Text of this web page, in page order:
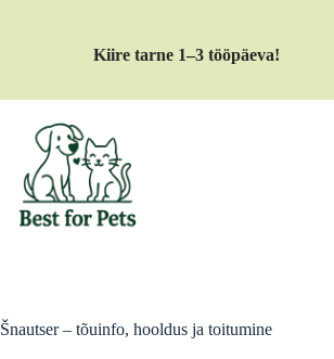
Kiire tarne 1–3 tööpäeva!
Šnautser – tõuinfo, hooldus ja toitumine